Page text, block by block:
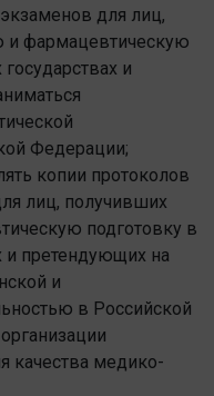
для лиц,
и фармацевтическую
и
Федерации;
копии протоколов
лиц, получивших
подготовку в
и претендующих на
и
в Российской
качества медико-